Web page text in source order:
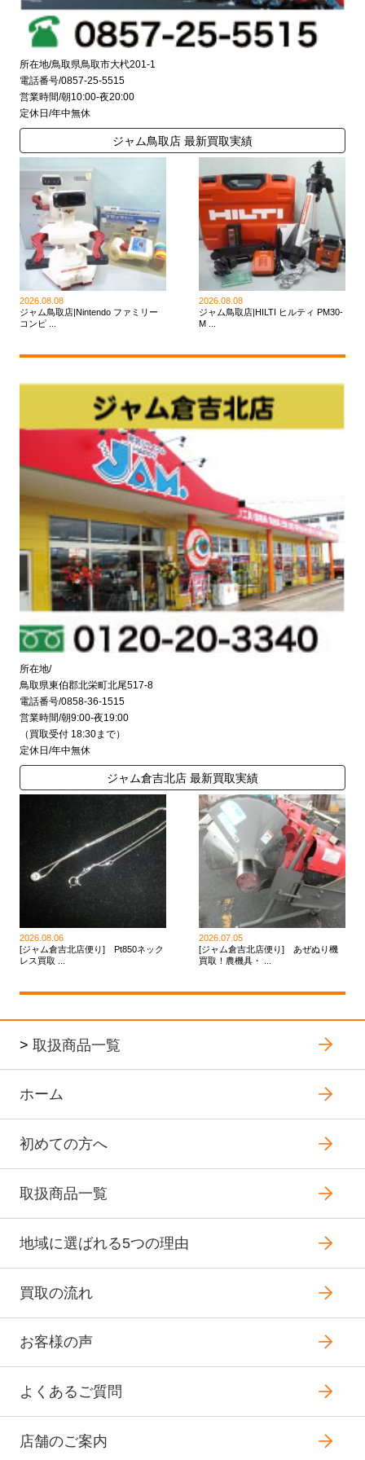
所在地/鳥取県鳥取市大杙201-1
電話番号/0857-25-5515
営業時間/朝10:00-夜20:00
定休日/年中無休
ジャム鳥取店 最新買取実績
2026.08.08
ジャム鳥取店|Nintendo ファミリー
コンピ ...
2026.08.08
ジャム鳥取店|HILTI ヒルティ PM30-
M ...
所在地/
鳥取県東伯郡北栄町北尾517-8
電話番号/0858-36-1515
営業時間/朝9:00-夜19:00
（買取受付 18:30まで）
定休日/年中無休
ジャム倉吉北店 最新買取実績
2026.08.06
[ジャム倉吉北店便り] Pt850ネック
レス買取 ...
2026.07.05
[ジャム倉吉北店便り] あぜぬり機
買取！農機具・ ...
> 取扱商品一覧
ホーム
初めての方へ
取扱商品一覧
地域に選ばれる5つの理由
買取の流れ
お客様の声
よくあるご質問
店舗のご案内